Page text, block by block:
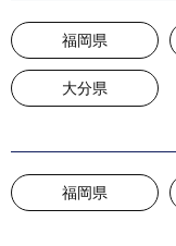
福岡県
大分県
福岡県